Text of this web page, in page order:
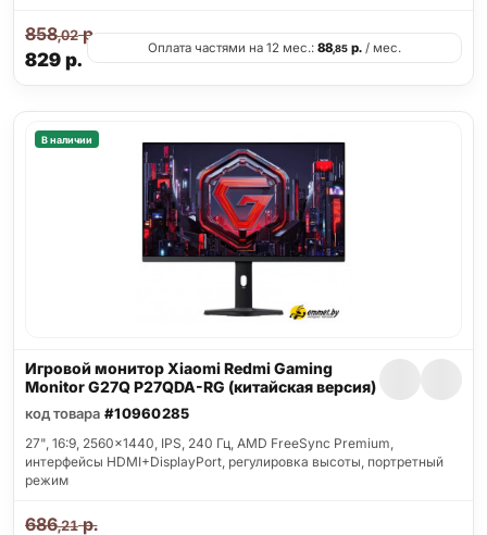
829р.
858,02р.
Оплата частями на 12 мес.: 88,85р./ мес.
В наличии
Игровой монитор Xiaomi Redmi Gaming
Monitor G27Q P27QDA-RG (китайская версия)
код товара #10960285
27", 16:9, 2560x1440, IPS, 240 Гц, AMD FreeSync Premium,
интерфейсы HDMI+DisplayPort, регулировка высоты, портретный
режим
686,21р.